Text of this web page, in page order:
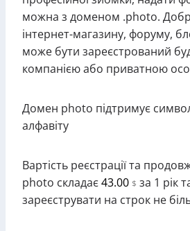
можна з доменом .photo.
інтернет-магазину, форуму,
може бути зареєстрований
компанією або приватною
Домен photo підтримує
алфавіту
Вартість реєстрації та
photo складає43.00 $ за 1 рік
зареєструвати на строк не